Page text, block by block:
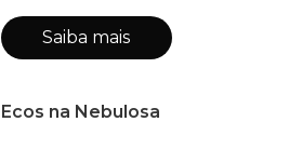
que fazer, ela foi
para a mansão, mas
ao chegar, a porta
um rapaz chamado
Saiba mais
Ecos na Nebulosa